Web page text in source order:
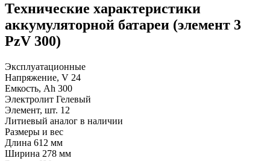
Технические характеристики
аккумуляторной батареи (элемент 3
PzV 300)
Эксплуатационные
Напряжение, V 24
Емкость, Ah 300
Электролит Гелевый
Элемент, шт. 12
Литиевый аналог в наличии
Размеры и вес
Длина 612 мм
Ширина 278 мм